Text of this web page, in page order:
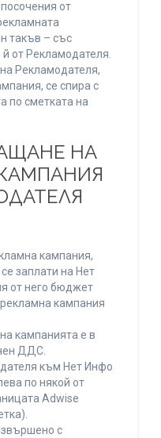
от
такъв – със
от Рекламодателя.
Рекламодателя,
се спира с
по сметката на
НА
кампания,
заплати на Нет
от него бюджет
кампания
кампанията е в
ДДС.
към Нет Инфо
по някой от
Adwise
с